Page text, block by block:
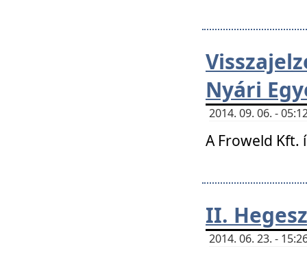
Nyári
2014. 09. 06. -
A Froweld
II.
2014. 06. 23. -